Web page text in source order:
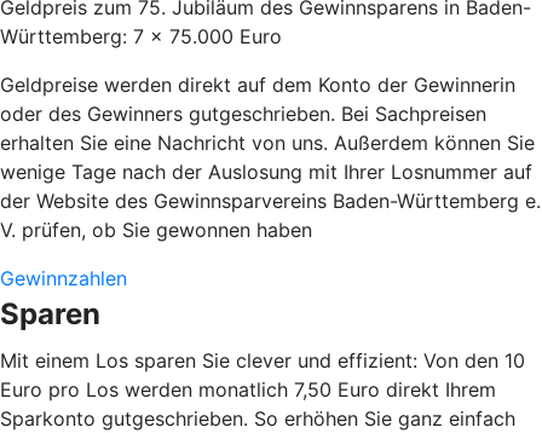
Geldpreis zum 75. Jubiläum des Gewinnsparens in Baden-
Württemberg: 7 x 75.000 Euro
Geldpreise werden direkt auf dem Konto der Gewinnerin
oder des Gewinners gutgeschrieben. Bei Sachpreisen
erhalten Sie eine Nachricht von uns. Außerdem können Sie
wenige Tage nach der Auslosung mit Ihrer Losnummer auf
der Website des Gewinnsparvereins Baden-Württemberg e.
V. prüfen, ob Sie gewonnen haben
Gewinnzahlen
Sparen
Mit einem Los sparen Sie clever und effizient: Von den 10
Euro pro Los werden monatlich 7,50 Euro direkt Ihrem
Sparkonto gutgeschrieben. So erhöhen Sie ganz einfach